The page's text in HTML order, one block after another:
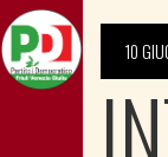
10